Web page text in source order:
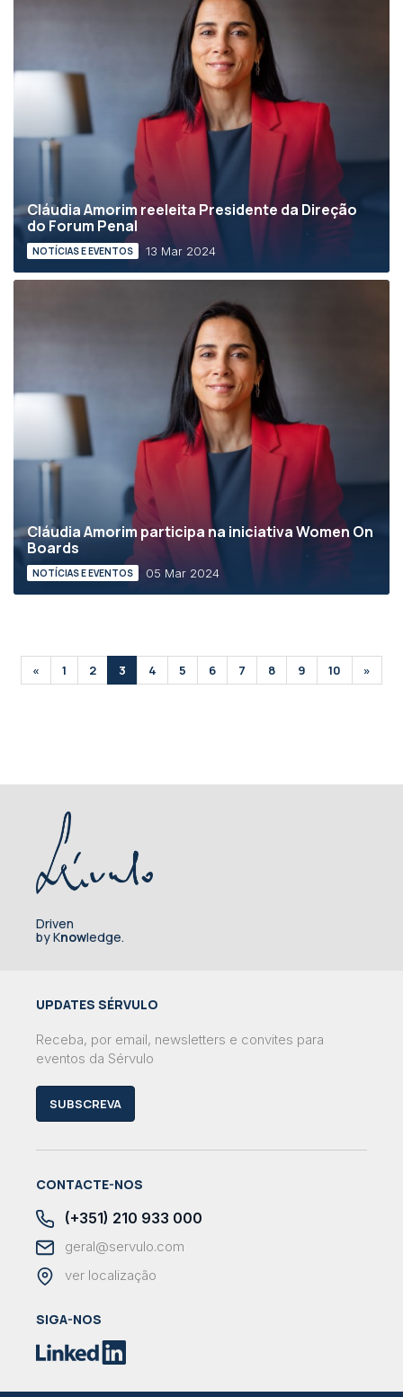
Cláudia Amorim reeleita Presidente da Direção
do Forum Penal
NOTÍCIAS E EVENTOS 13 Mar 2024
Cláudia Amorim participa na iniciativa Women On
Boards
NOTÍCIAS E EVENTOS 05 Mar 2024
« 1 2 3 4 5 6 7 8 9 10 »
Driven
by Knowledge.
UPDATES SÉRVULO
Receba, por email, newsletters e convites para
eventos da Sérvulo
SUBSCREVA
CONTACTE-NOS
(+351) 210 933 000
geral@servulo.com
ver localização
SIGA-NOS